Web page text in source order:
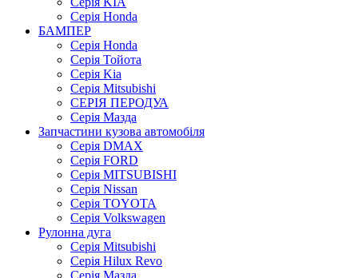
Серія Honda
БАМПЕР
Серія Honda
Серія Тойота
Серія Kia
Серія Mitsubishi
СЕРІЯ ПЕРОДУА
Серія Мазда
Запчастини кузова автомобіля
Серія DMAX
Серія FORD
Серія MITSUBISHI
Серія Nissan
Серія TOYOTA
Серія Volkswagen
Рулонна дуга
Серія Mitsubishi
Серія Hilux Revo
Серія Мазда